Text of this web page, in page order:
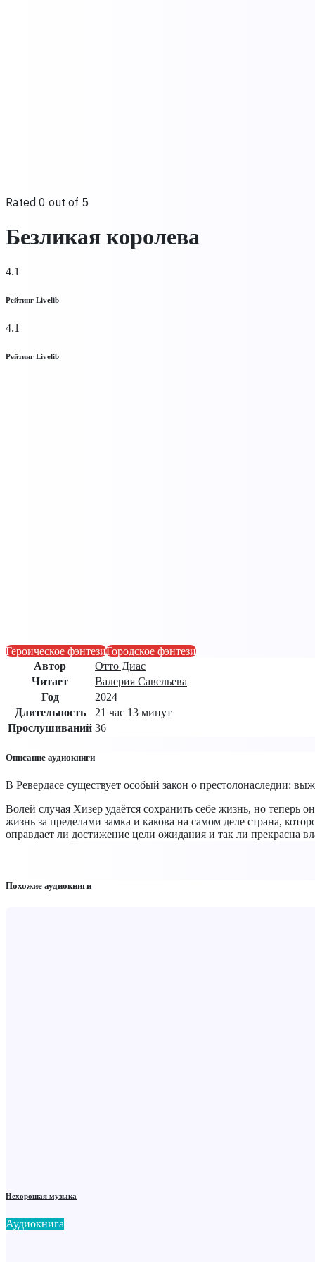
Rated 0 out of 5
Безликая королева
4.1
Рейтинг Livelib
4.1
Рейтинг Livelib
Героическое фэнтезиГородское фэнтези
Автор
Отто Диас
Читает
Валерия Савельева
Год
2024
Длительность
21 час 13 минут
Прослушиваний 36
Описание аудиокниги
В Ревердасе существует особый закон о престолонаследии:
Волей случая Хизер удаётся сохранить себе жизнь, но теперь
жизнь за пределами замка и какова на самом деле страна,
оправдает ли достижение цели ожидания и так ли прекрасна
Похожие аудиокниги
Нехорошая музыка
Аудиокнига